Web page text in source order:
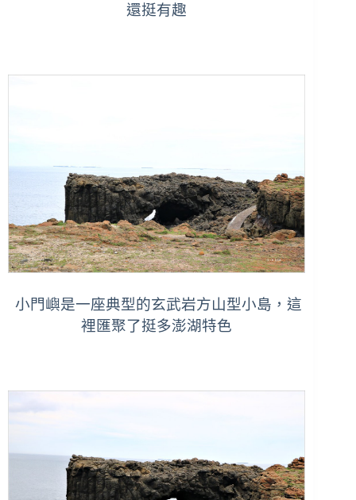
還挺有趣
小門嶼是一座典型的玄武岩方山型小島，這
裡匯聚了挺多澎湖特色